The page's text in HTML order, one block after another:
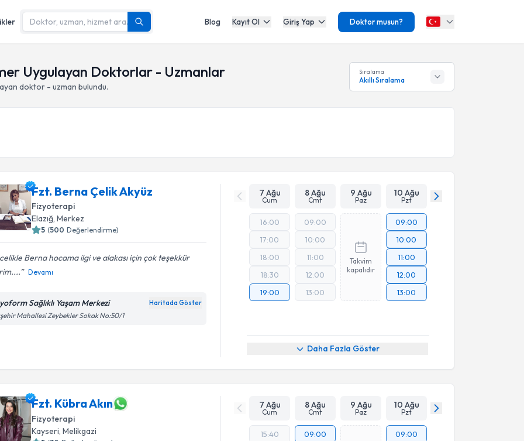
Blog Kayıt Ol Giriş Yap Doktor musun?
Uygulayan Doktorlar - Uzmanlar
doktor - uzman bulundu.
Sıralama
Akıllı Sıralama
Fzt. Berna Çelik Akyüz
Fizyoterapi
Elazığ,Merkez
5 (500 Değerlendirme)
Berna hocama ilgi ve alakası için çok teşekkür
Devamı
Sağlıklı Yaşam Merkezi Haritada Göster
Mahallesi Zeybekler Sokak No:50/1
7 Ağu
Cum
8 Ağu
Cmt
9 Ağu
Paz
10 Ağu
Pzt
16:00
17:00
18:00
18:30
19:00
09:00
10:00
11:00
12:00
13:00
Takvim
kapalıdır
09:00
10:00
11:00
12:00
13:00
Daha Fazla Göster
Fzt. Kübra Akın
Fizyoterapi
Kayseri ,Melikgazi
7 Ağu
Cum
8 Ağu
Cmt
9 Ağu
Paz
10 Ağu
Pzt
15:40
09:00
09:00